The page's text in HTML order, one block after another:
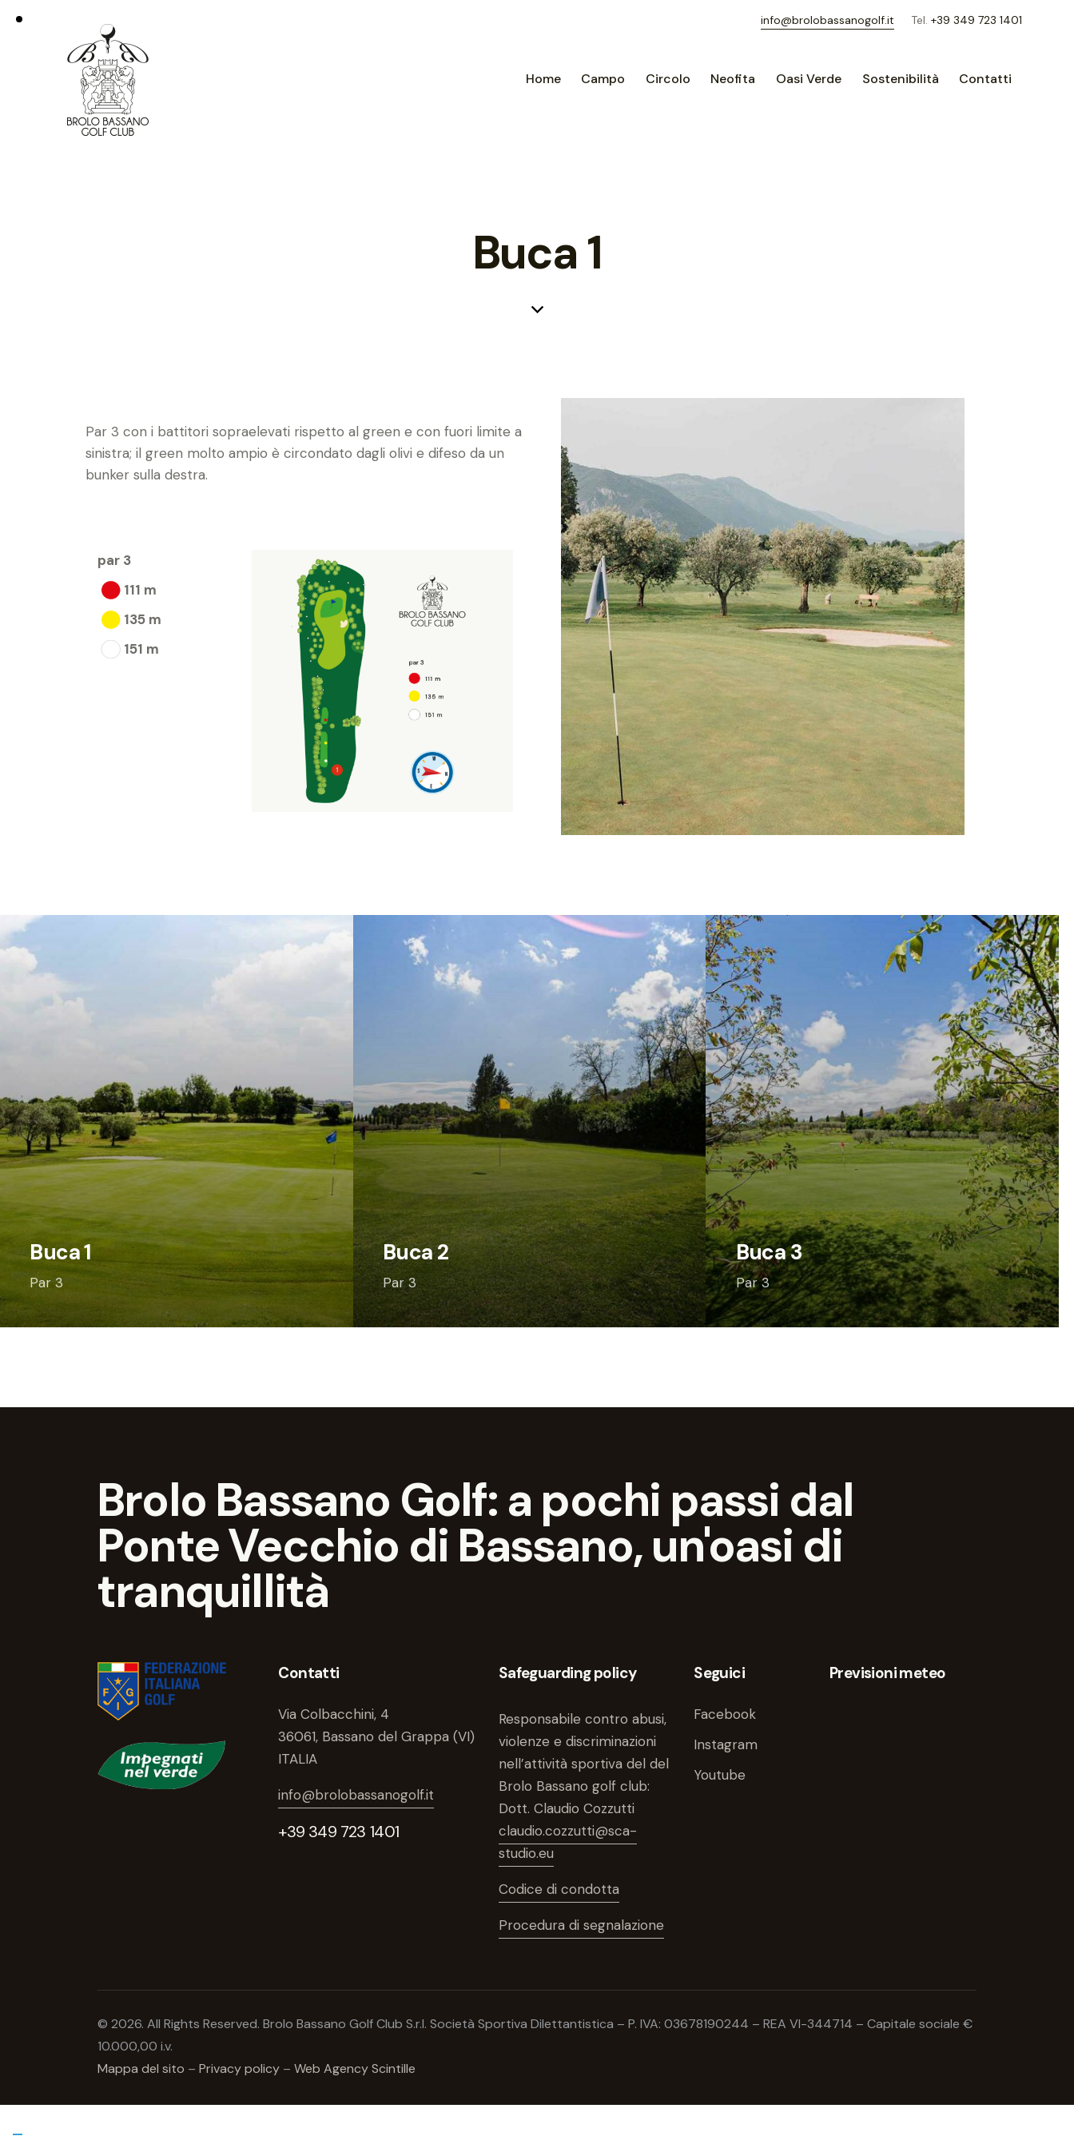
info@brolobassanogolf.it Tel. +39 349 723 1401
Home Campo Circolo Neofita Oasi Verde Sostenibilità Contatti
Buca 1
Par 3 con i battitori sopraelevati rispetto al green e con fuori limite a
sinistra; il green molto ampio è circondato dagli olivi e difeso da un
bunker sulla destra.
par 3
111 m
135 m
151 m
Buca 1
Par 3
Buca 2
Par 3
Buca 3
Par 3
Brolo Bassano Golf: a pochi passi dal
Ponte Vecchio di Bassano, un'oasi di
tranquillità
Contatti
Via Colbacchini, 4
36061, Bassano del Grappa (VI)
ITALIA
info@brolobassanogolf.it
+39 349 723 1401
Safeguarding policy
Responsabile contro abusi,
violenze e discriminazioni
nell’attività sportiva del del
Brolo Bassano golf club:
Dott. Claudio Cozzutti
claudio.cozzutti@sca-
studio.eu
Codice di condotta
Procedura di segnalazione
Seguici
Facebook
Instagram
Youtube
Previsioni meteo
© 2026. All Rights Reserved. Brolo Bassano Golf Club S.r.l. Società Sportiva Dilettantistica – P. IVA: 03678190244 – REA VI-344714 – Capitale sociale €
10.000,00 i.v.
Mappa del sito – Privacy policy – Web Agency Scintille